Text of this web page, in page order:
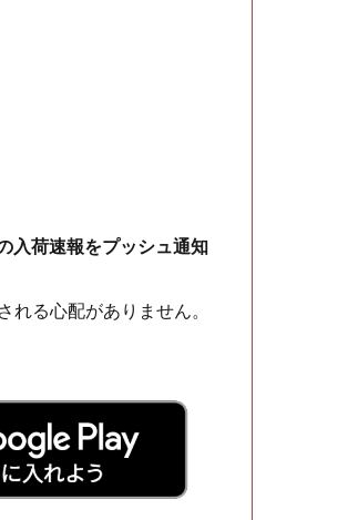
入荷速報をプッシュ通知
れる心配がありません。